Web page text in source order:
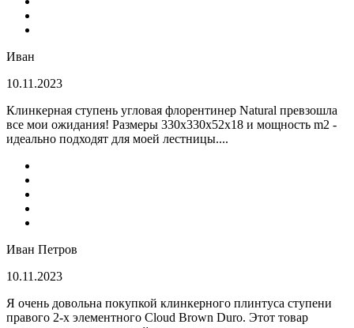
Иван
10.11.2023
Клинкерная ступень угловая флорентинер Natural превзошла
все мои ожидания! Размеры 330х330х52х18 и мощность m2 -
идеально подходят для моей лестницы....
Иван Петров
10.11.2023
Я очень довольна покупкой клинкерного плинтуса ступени
правого 2-х элементного Cloud Brown Duro. Этот товар